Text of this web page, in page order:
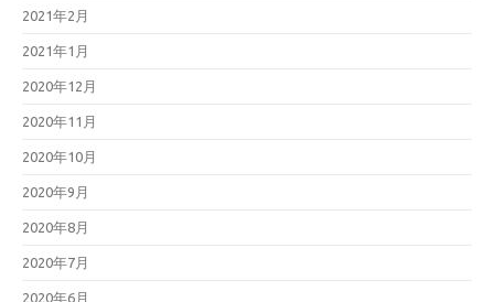
2021年2月
2021年1月
2020年12月
2020年11月
2020年10月
2020年9月
2020年8月
2020年7月
2020年6月